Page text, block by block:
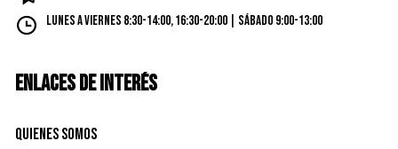
Lunes a Viernes 8:30-14:00, 16:30-20:00 | Sábado 9:00-13:00
ENLACES DE INTERÉS
Quienes Somos